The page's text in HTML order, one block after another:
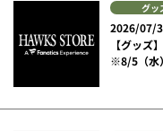
グッ
2026/07/
【グッズ
※8/5（水